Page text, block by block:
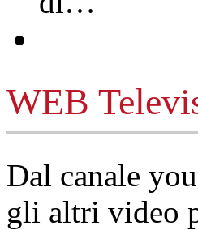
WEB
Dal canale
gli altri video